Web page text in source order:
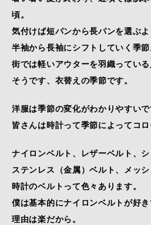
頃。
気付けば短パンから長パンを選ぶよ
半袖から長袖にシフトしていく季節
街では軽いアウターを羽織っている
そうです、衣替えの季節です。
洋服は季節の変化がわかりやすいで
皆さんは時計って季節によってコ
ナイロンベルト、レザーベルト、シ
ステンレス（金属）ベルト、メッ
時計のベルトって色々あります。
僕は基本的にナイロンベルトが好き
理由は楽だから。